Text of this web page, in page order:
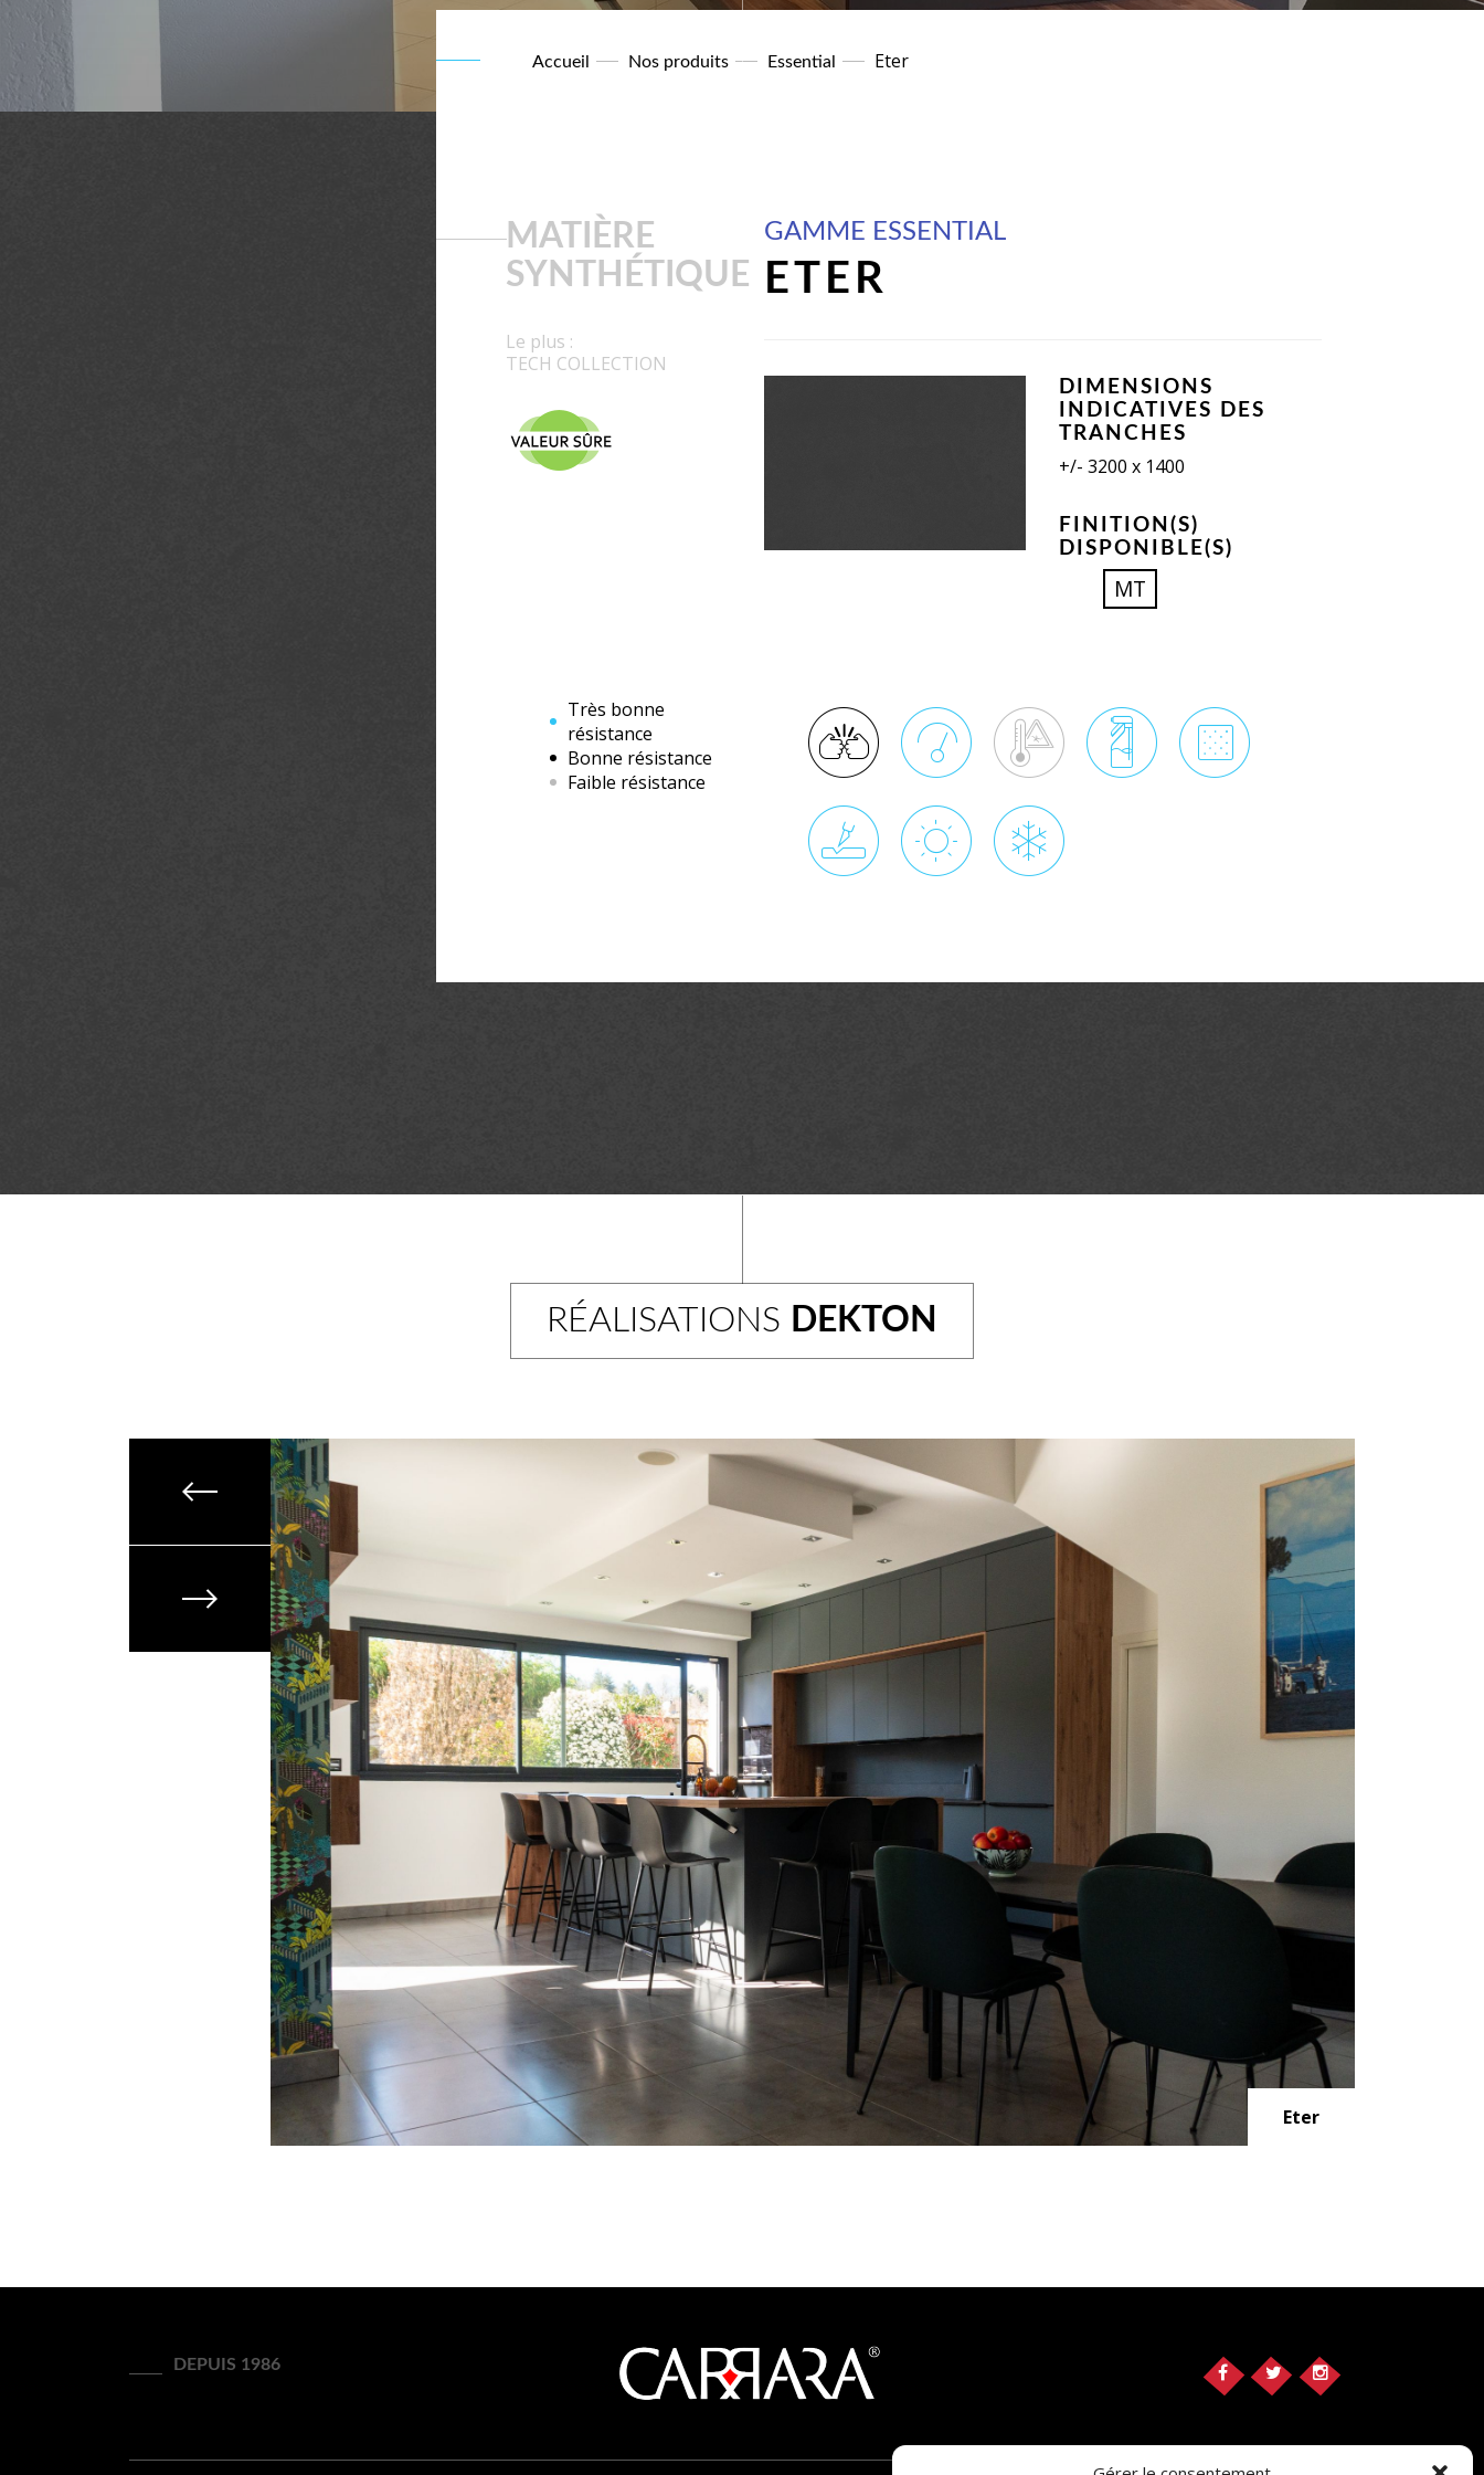
Accueil Nos produits Essential Eter
MATIÈRE
SYNTHÉTIQUE
Le plus :
TECH COLLECTION
GAMME ESSENTIAL
ETER
DIMENSIONS
INDICATIVES DES
TRANCHES
+/- 3200 x 1400
FINITION(S)
DISPONIBLE(S)
MT
Très bonne
résistance
Bonne résistance
Faible résistance
RÉALISATIONS DEKTON
Eter
DEPUIS 1986